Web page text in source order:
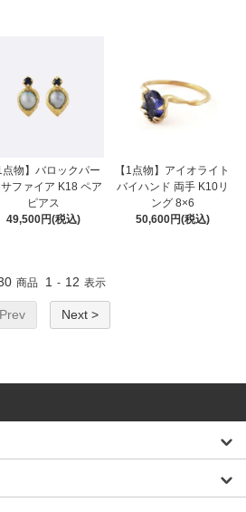
1点物】バロックパー
ファイア K18 ペア
ピアス
49,500円(税込)
【1点物】アイオライト
バイハンド 両手 K10リ
ング 8×6
50,600円(税込)
商品 1 - 12 表示
Next >